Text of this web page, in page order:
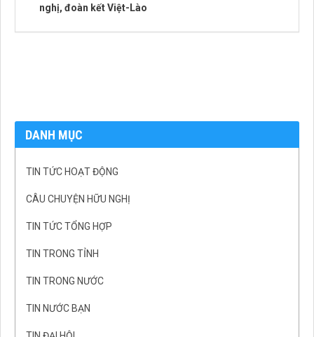
nghị, đoàn kết Việt-Lào
DANH MỤC
TIN TỨC HOẠT ĐỘNG
CÂU CHUYỆN HỮU NGHỊ
TIN TỨC TỔNG HỢP
TIN TRONG TỈNH
TIN TRONG NƯỚC
TIN NƯỚC BẠN